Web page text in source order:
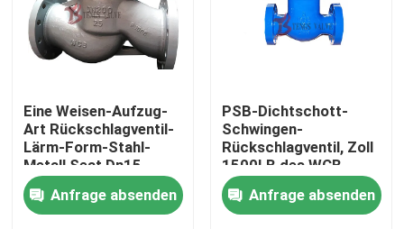
Über uns
Fabrik-Ausflug
Qualitätskontrolle
Treten Sie mit uns in Verbindung
Eine Weisen-Aufzug-
Art Rückschlagventil-
Lärm-Form-Stahl-
Metall Seat Dn15 -
Dn400
Anfrage absenden
PSB-Dichtschott-
Schwingen-
Rückschlagventil, Zoll
1500LB des WCB-
Schwingen-nicht
Rückkehr-Ventil-3
Anfrage absenden